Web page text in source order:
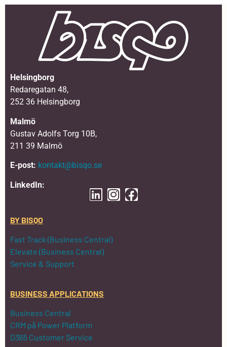
Helsingborg
Redaregatan 48,
252 36 Helsingborg
Malmö
Gustav Adolfs Torg 10B,
211 39 Malmö
E-post: kontakt@bisqo.se
LinkedIn:
BY BISQO
Fast Track (Business Central)
Elevate (Business Central)
Service & Support
BUSINESS APPLICATIONS
Business Central
CRM på Power Platform
D365 Customer Service